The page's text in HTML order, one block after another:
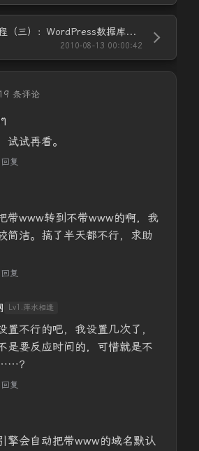
WordPress免费教程（三）：WordPress数据库配置
2010-08-13 00:00:42
条评论
试试再看。
回复
带www转到不带www的啊，我
简洁。搞了半天都不行，求助
回复
Lv1.萍水相逢
置不行的吧，我设置几次了，
是要反应时间的，可惜就是不
？
回复
擎会自动把带www的域名默认